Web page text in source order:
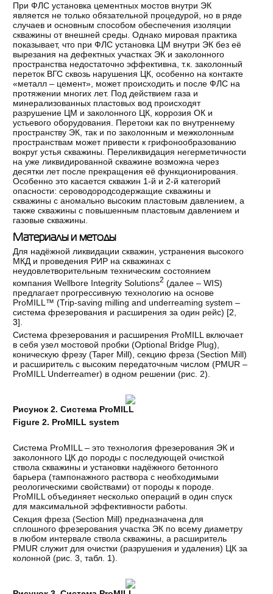
При ФЛС установка цементных мостов внутри ЭК
является не только обязательной процедурой, но в ряде
случаев и основным способом обеспечения изоляции
скважины от внешней среды. Однако мировая практика
показывает, что при ФЛС установка ЦМ внутри ЭК без её
вырезания на дефектных участках ЭК и заколонного
пространства недостаточно эффективна, т.к. заколонный
переток ВГС сквозь нарушения ЦК, особенно на контакте
«металл – цемент», может происходить и после ФЛС на
протяжении многих лет. Под действием газа и
минерализованных пластовых вод происходят
разрушение ЦМ и заколонного ЦК, коррозия ОК и
устьевого оборудования. Перетоки как по внутреннему
пространству ЭК, так и по заколонным и межколонным
пространствам может привести к грифонообразованию
вокруг устья скважины. Переликвидация негерметичности
на уже ликвидированной скважине возможна через
десятки лет после прекращения её функционирования.
Особенно это касается скважин 1-й и 2-й категорий
опасности: сероводородсодержащие скважины и
скважины с аномально высоким пластовым давлением, а
также скважины с повышенным пластовым давлением и
газовые скважины.
Материалы и методы
Для надёжной ликвидации скважин, устранения высокого
МКД и проведения РИР на скважинах с
неудовлетворительным техническим состоянием
компания Wellbore Integrity Solutions2 (далее – WIS)
предлагает прогрессивную технологию на основе
ProMILL™ (Trip-saving milling and underreaming system –
система фрезерования и расширения за один рейс) [2
3].
Система фрезерования и расширения ProMILL включает
в себя узел мостовой пробки (Optional Bridge Plug),
коническую фрезу (Taper Mill), секцию фреза (Section Mill)
и расширитель с высоким передаточным числом (PMUR –
ProMILL Underreamer) в одном решении (рис. 2).
Рисунок 2.Система ProMILL
Figure 2. ProMILL system
Система ProMILL – это технология фрезерования ЭК и
заколонного ЦК до породы с последующей очисткой
ствола скважины и установки надёжного бетонного
барьера (тампонажного раствора с необходимыми
реологическими свойствами) от породы к породе.
ProMILL объединяет несколько операций в один спуск
для максимальной эффективности работы.
Секция фреза (Section Mill) предназначена для
сплошного фрезерования участка ЭК по всему диаметру
в любом интервале ствола скважины, а расширитель
PMUR служит для очистки (разрушения и удаления) ЦК за
колонной (рис. 3, табл. 1).